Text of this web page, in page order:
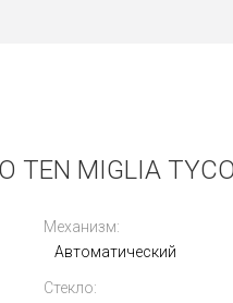
MIGLIA
Механизм:
Автоматический
Стекло: